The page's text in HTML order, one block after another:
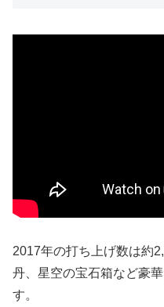
2017年の打ち上げ数は約
丹、星空の宝石箱など豪
す。